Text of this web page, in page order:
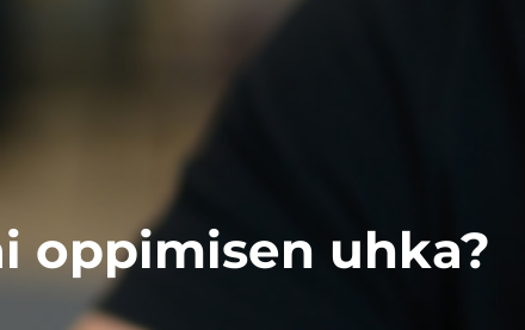
oppimisen uhka?